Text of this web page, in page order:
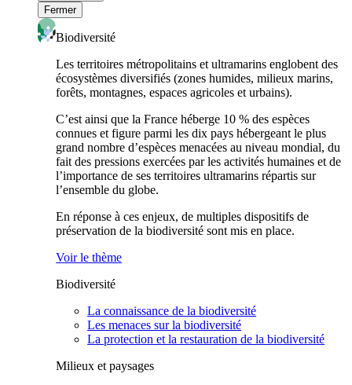
Fermer
Biodiversité
Les territoires métropolitains et ultramarins englobent des
écosystèmes diversifiés (zones humides, milieux marins,
forêts, montagnes, espaces agricoles et urbains).
C’est ainsi que la France héberge 10 % des espèces
connues et figure parmi les dix pays hébergeant le plus
grand nombre d’espèces menacées au niveau mondial, du
fait des pressions exercées par les activités humaines et de
l’importance de ses territoires ultramarins répartis sur
l’ensemble du globe.
En réponse à ces enjeux, de multiples dispositifs de
préservation de la biodiversité sont mis en place.
Voir le thème
Biodiversité
La connaissance de la biodiversité
Les menaces sur la biodiversité
La protection et la restauration de la biodiversité
Milieux et paysages